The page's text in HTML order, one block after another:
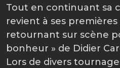
Tout en continuant sa
revient à ses premières
retournant sur scène
bonheur » de Didier
Lors de divers